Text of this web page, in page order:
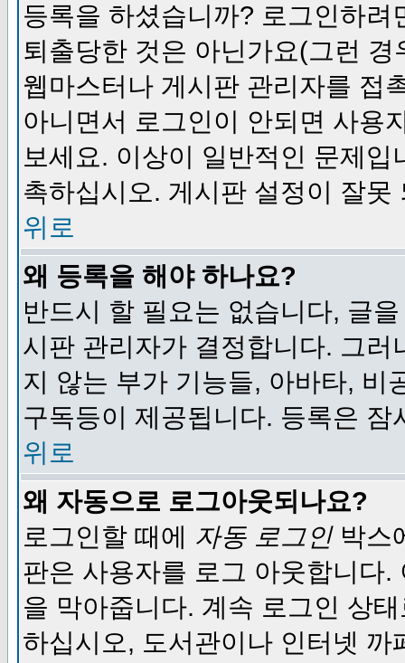
등록을 하셨습니까? 로그인하
퇴출당한 것은 아닌가요(그런
웹마스터나 게시판 관리자를 접
아니면서 로그인이 안되면 사용
보세요. 이상이 일반적인 문제
촉하십시오. 게시판 설정이 잘못
위로
왜 등록을 해야 하나요?
반드시 할 필요는 없습니다, 글
시판 관리자가 결정합니다. 그
지 않는 부가 기능들, 아바타, 비
구독등이 제공됩니다. 등록은
위로
왜 자동으로 로그아웃되나요?
로그인할 때에 자동 로그인박스
판은 사용자를 로그 아웃합니다
을 막아줍니다. 계속 로그인 상
하십시오, 도서관이나 인터넷